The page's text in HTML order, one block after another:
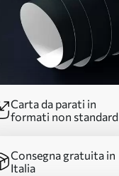
Carta da parati in
formati non standard
Consegna gratuita in
Italia